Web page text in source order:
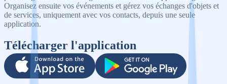
Organisez ensuite vos événements et gérez vos échanges d'objets et
de services, uniquement avec vos contacts, depuis une seule
application.
Télécharger l'application